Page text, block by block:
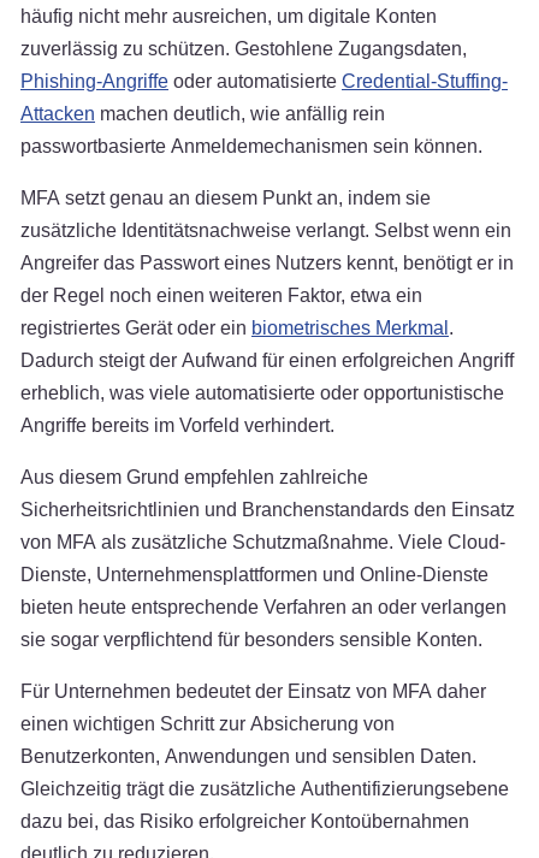
häufig nicht mehr ausreichen, um digitale Konten
zuverlässig zu schützen. Gestohlene Zugangsdaten,
Phishing-Angriffeoder automatisierteCredential-Stuffing-
Attacken machen deutlich, wie anfällig rein
passwortbasierte Anmeldemechanismen sein können.
MFA setzt genau an diesem Punkt an, indem sie
zusätzliche Identitätsnachweise verlangt. Selbst wenn ein
Angreifer das Passwort eines Nutzers kennt, benötigt er in
der Regel noch einen weiteren Faktor, etwa ein
registriertes Gerät oder ein biometrisches Merkmal.
Dadurch steigt der Aufwand für einen erfolgreichen Angriff
erheblich, was viele automatisierte oder opportunistische
Angriffe bereits im Vorfeld verhindert.
Aus diesem Grund empfehlen zahlreiche
Sicherheitsrichtlinien und Branchenstandards den Einsatz
von MFA als zusätzliche Schutzmaßnahme. Viele Cloud-
Dienste, Unternehmensplattformen und Online-Dienste
bieten heute entsprechende Verfahren an oder verlangen
sie sogar verpflichtend für besonders sensible Konten.
Für Unternehmen bedeutet der Einsatz von MFA daher
einen wichtigen Schritt zur Absicherung von
Benutzerkonten, Anwendungen und sensiblen Daten.
Gleichzeitig trägt die zusätzliche Authentifizierungsebene
dazu bei, das Risiko erfolgreicher Kontoübernahmen